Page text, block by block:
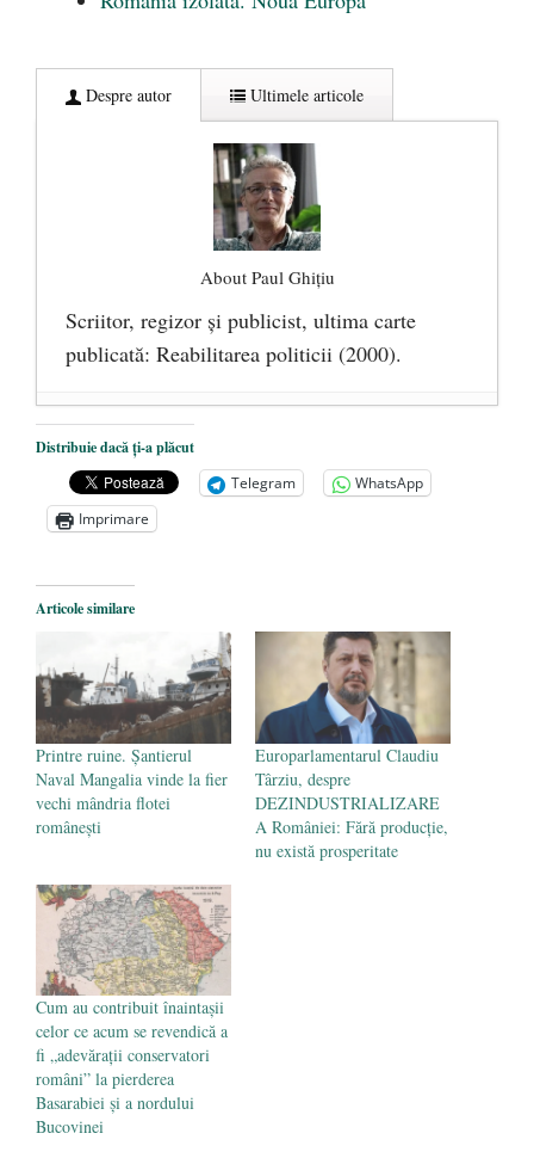
Despre autor Ultimele articole
About Paul Ghițiu
Scriitor, regizor şi publicist, ultima carte
publicată: Reabilitarea politicii (2000).
De ce urăşte stânga banii lichizi. Războiul
cu cash-ul, sau drumul spre sclavia totală
9 februarie 2017
Ce „nu trebuie să ştiţi” despre legătura
oameni ai planetei şi stânga planetară
Trump a ajuns preşedinte pentru că i-aţi
tratat pe oameni ca pe gunoaie - 23
ianuarie 2017
Distribuie dacă ți-a plăcut
Telegram
WhatsApp
Imprimare
Articole similare
Printre ruine. Șantierul
Naval Mangalia vinde la fier
vechi mândria flotei
românești
Europarlamentarul Claudiu
Târziu, despre
DEZINDUSTRIALIZARE
A României: Fără producție,
nu există prosperitate
Cum au contribuit înaintașii
celor ce acum se revendică a
fi „adevărații conservatori
români” la pierderea
Basarabiei și a nordului
Bucovinei